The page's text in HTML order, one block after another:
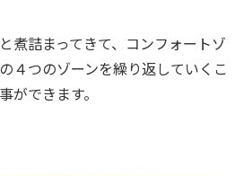
煮詰まってきて、コンフォートゾ
４つのゾーンを繰り返していくこ
ができます。